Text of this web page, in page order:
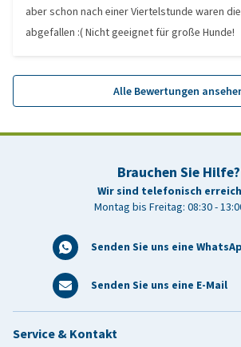
aber schon nach einer Viertelstunde waren
abgefallen :( Nicht geeignet für große Hunde!
Alle Bewertungen
Brauchen Sie Hilfe?
Wir sind telefonisch
Montag bis Freitag: 08:30 -
Senden Sie uns eine
Senden Sie uns eine E-Mail
Service & Kontakt